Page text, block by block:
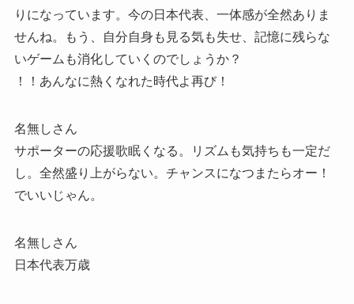
りになっています。今の日本代表、一体感が全然ありま
せんね。もう、自分自身も見る気も失せ、記憶に残らな
いゲームも消化していくのでしょうか？
！！あんなに熱くなれた時代よ再び！
名無しさん
サポーターの応援歌眠くなる。リズムも気持ちも一定だ
し。全然盛り上がらない。チャンスになつまたらオー！
でいいじゃん。
名無しさん
日本代表万歳